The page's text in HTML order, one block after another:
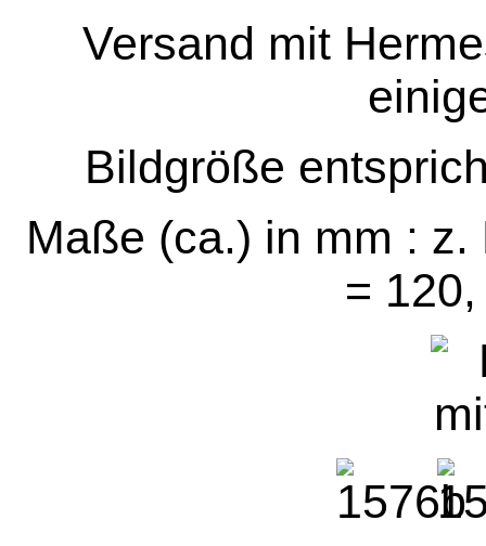
Versand mit
Bildgröße
Maße (ca.) in mm :
=